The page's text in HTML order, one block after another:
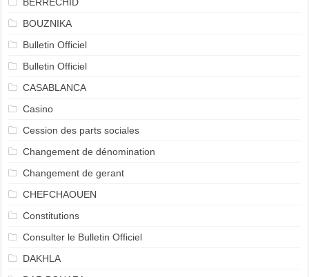
BOUZNIKA
Bulletin Officiel
Bulletin Officiel
CASABLANCA
Casino
Cession des parts sociales
Changement de dénomination
Changement de gerant
CHEFCHAOUEN
Constitutions
Consulter le Bulletin Officiel
DAKHLA